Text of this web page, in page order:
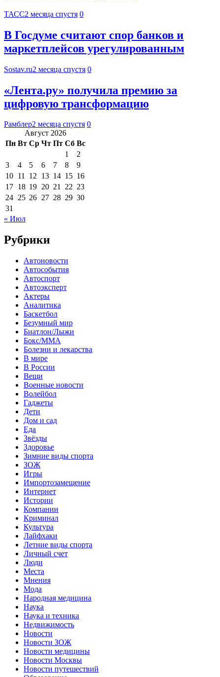
ТАСС2 месяца спустя 0
В Госдуме считают спор банков и
маркетплейсов урегулированным
Sostav.ru2 месяца спустя 0
«Лента.ру» получила премию за
цифровую трансформацию
Рамблер2 месяца спустя 0
Август 2026
Пн Вт Ср Чт Пт Сб Вс
1
2
3
4 5 6 7 8
9
10 11 12 13 14 15 16
17 18 19 20 21 22 23
24 25 26 27 28 29 30
31
« Июл
Рубрики
Автоновости
Автособытия
Автоспорт
Автоэксперт
Актеры
Аналитика
Баскетбол
Безумный мир
Биатлон/Лыжи
Бокс/MMA
Болезни и лекарства
В мире
В России
Вещи
Военные новости
Волейбол
Гаджеты
Дети
Дом и сад
Еда
Звёзды
Здоровье
Зимние виды спорта
ЗОЖ
Игры
Импортозамещение
Интернет
Истории
Компании
Криминал
Культура
Лайфхаки
Летние виды спорта
Личный счет
Люди
Места
Мнения
Мода
Народная медицина
Наука
Наука и техника
Недвижимость
Новости
Новости ЗОЖ
Новости медицины
Новости Москвы
Новости путешествий